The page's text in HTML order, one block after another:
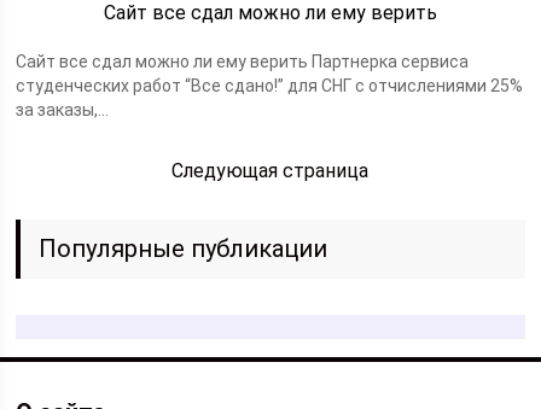
Сайт все сдал можно ли ему верить
Сайт все сдал можно ли ему верить Партнерка сервиса
студенческих работ “Все сдано!” для СНГ с отчислениями 25%
за заказы,...
Следующая страница
Популярные публикации